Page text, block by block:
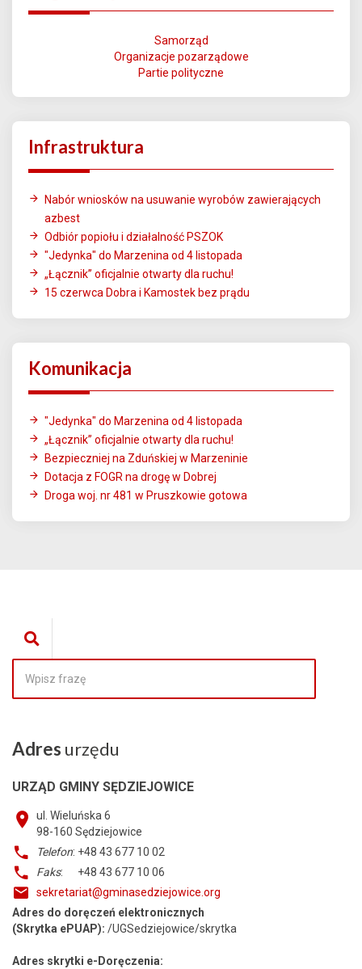
Samorząd
Organizacje pozarządowe
Partie polityczne
Infrastruktura
Nabór wniosków na usuwanie wyrobów zawierających
azbest
Odbiór popiołu i działalność PSZOK
"Jedynka" do Marzenina od 4 listopada
„Łącznik” oficjalnie otwarty dla ruchu!
15 czerwca Dobra i Kamostek bez prądu
Komunikacja
"Jedynka" do Marzenina od 4 listopada
„Łącznik” oficjalnie otwarty dla ruchu!
Bezpieczniej na Zduńskiej w Marzeninie
Dotacja z FOGR na drogę w Dobrej
Droga woj. nr 481 w Pruszkowie gotowa
Adres urzędu
URZĄD GMINY SĘDZIEJOWICE
ul. Wieluńska 6
98-160 Sędziejowice
Telefon: +48 43 677 10 02
Faks: +48 43 677 10 06
sekretariat@gminasedziejowice.org
Adres do doręczeń elektronicznych
(Skrytka ePUAP): /UGSedziejowice/skrytka
Adres skrytki e-Doręczenia: